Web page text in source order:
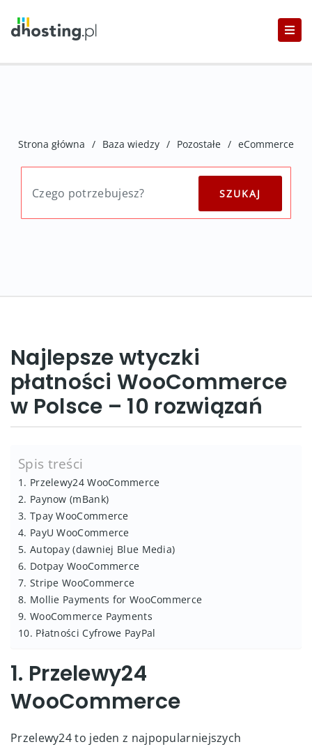
Strona główna / Baza wiedzy / Pozostałe / eCommerce
Najlepsze wtyczki
płatności WooCommerce
w Polsce – 10 rozwiązań
Spis treści
1. Przelewy24 WooCommerce
2. Paynow (mBank)
3. Tpay WooCommerce
4. PayU WooCommerce
5. Autopay (dawniej Blue Media)
6. Dotpay WooCommerce
7. Stripe WooCommerce
8. Mollie Payments for WooCommerce
9. WooCommerce Payments
10. Płatności Cyfrowe PayPal
1. Przelewy24
WooCommerce
Przelewy24 to jeden z najpopularniejszych